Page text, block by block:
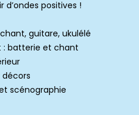
positives !
guitare, ukulélé
: batterie et chant
scénographie